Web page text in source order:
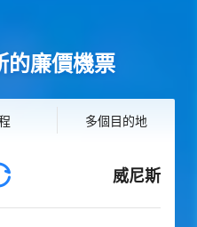
的廉價機票
多個目的地
威尼斯